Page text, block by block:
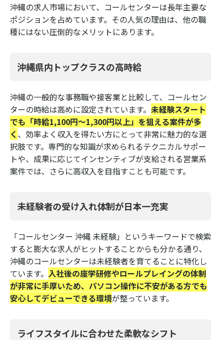
沖縄の求人市場において、コールセンターは長年主要な
ポジションを占めています。その人気の理由は、他の職
種にはない圧倒的なメリットにあります。
沖縄県内トップクラスの高時給
沖縄の一般的な事務職や接客業と比較して、コールセン
ターの時給は高めに設定されています。 未経験スタート
でも「時給1,100円〜1,300円以上」を狙える案件が多
く 、効率よく収入を得たい方にとって非常に魅力的な選
択肢です。専門的な知識が求められるテクニカルサポー
トや、成果に応じてインセンティブが支給される営業系
案件では、さらに高収入を目指すことも可能です。
未経験者の受け入れ体制が日本一充実
「コールセンター 沖縄 未経験」というキーワードで検索
すると膨大な求人がヒットすることからも分かる通り、
沖縄のコールセンターは未経験者を育てることに特化し
ています。 入社後の座学研修やロールプレイングの体制
が非常に手厚いため、パソコン操作に不安がある方でも
安心してデビューできる環境が整っています。
ライフスタイルに合わせた柔軟なシフト